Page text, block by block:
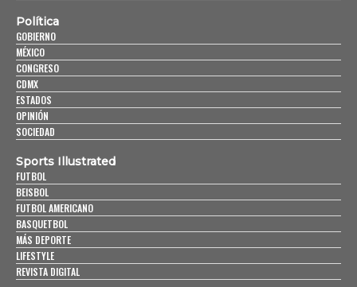
Política
GOBIERNO
MÉXICO
CONGRESO
CDMX
ESTADOS
OPINIÓN
SOCIEDAD
Sports Illustrated
FUTBOL
BEISBOL
FUTBOL AMERICANO
BASQUETBOL
MÁS DEPORTE
LIFESTYLE
REVISTA DIGITAL